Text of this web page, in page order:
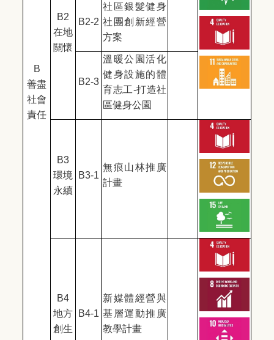
B
善盡
社會
責任
B2
在地
關懷
B2-2
社區銀髮健身
社團創新經營
方案
B2-3
溫暖公園活化
健身設施的體
育志工-打造社
區健身公園
B3
環境
永續
B3-1
無痕山林推廣
計畫
B4
地方
創生
B4-1
新媒體經營與
基層運動推廣
教學計畫